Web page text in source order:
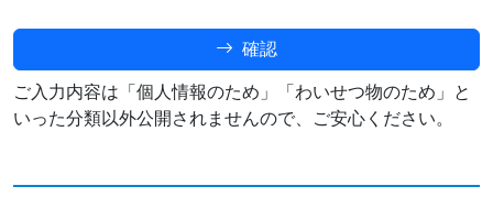
確認
ご入力内容は「個人情報のため」「わいせつ物のため」と
いった分類以外公開されませんので、ご安心ください。